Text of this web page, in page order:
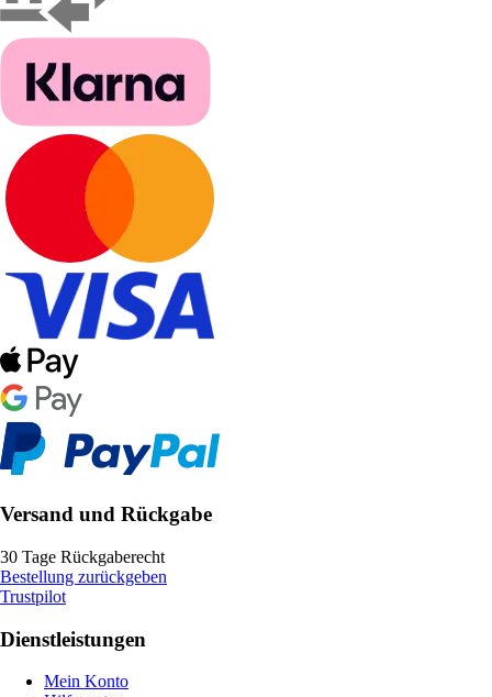
Versand und Rückgabe
30 Tage Rückgaberecht
Bestellung zurückgeben
Trustpilot
Dienstleistungen
Mein Konto